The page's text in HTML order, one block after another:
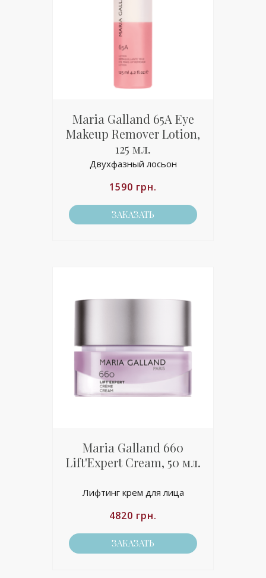
Maria Galland 65A Eye
Makeup Remover Lotion,
125 мл.
Двухфазный лосьон
1590 грн.
ЗАКАЗАТЬ
Maria Galland 660
Lift'Expert Cream, 50 мл.
Лифтинг крем для лица
4820 грн.
ЗАКАЗАТЬ